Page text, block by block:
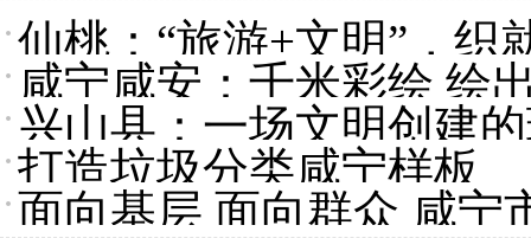
仙桃：“旅游+文明”，织
咸宁咸安：千米彩绘 绘
兴山县：一场文明创建
打造垃圾分类咸宁样板
面向基层 面向群众 咸宁